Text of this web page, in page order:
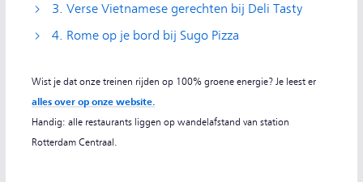
3. Verse Vietnamese gerechten bij Deli Tasty
4. Rome op je bord bij Sugo Pizza
Wist je dat onze treinen rijden op 100% groene energie? Je leest er
alles over op onze website.
Handig: alle restaurants liggen op wandelafstand van station
Rotterdam Centraal.